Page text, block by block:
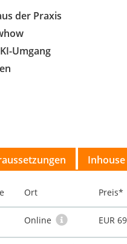
der Praxis
Umgang
Inhouse
Ort Preis*
Online EUR